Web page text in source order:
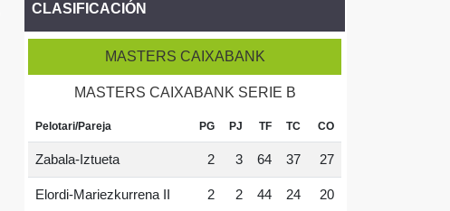
CLASIFICACIÓN
MASTERS CAIXABANK
MASTERS CAIXABANK SERIE B
Pelotari/Pareja PG PJ TF TC CO
Zabala-Iztueta 2 3 64 37 27
Elordi-Mariezkurrena II 2 2 44 24 20